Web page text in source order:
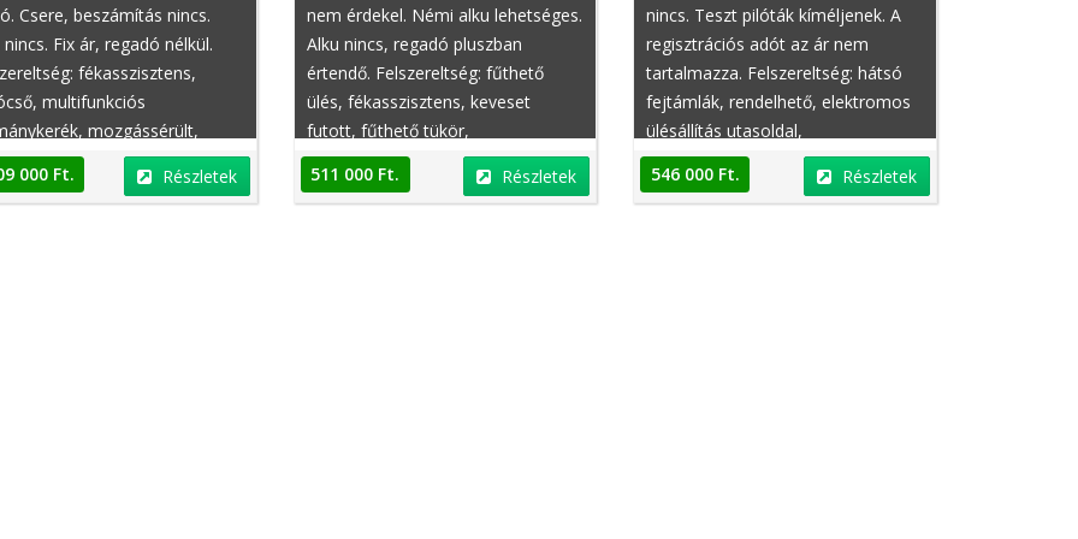
Csere, beszámítás nincs.
nincs. Fix ár, regadó nélkül.
fékasszisztens,
multifunkciós
mozgássérült,
utasoldali légzsák,
állítható combtámasz,
000 Ft. Részletek
nem érdekel. Némi alku lehetséges.
Alku nincs, regadó pluszban
értendő. Felszereltség: fűthető
ülés, fékasszisztens, keveset
futott, fűthető tükör,
sebességfüggő szervókormány,
ISOFIX rendszer, kulcsnélküli
511 000 Ft. Részletek
nincs. Teszt pilóták kíméljenek. A
regisztrációs adót az ár nem
tartalmazza. Felszereltség: hátsó
fejtámlák, rendelhető, elektromos
ülésállítás utasoldal,
automatikusan sötétedő külső
tükör, ISOFIX rendszer, ASR
546 000 Ft. Részletek